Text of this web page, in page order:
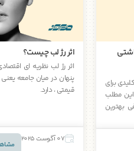
برای
مطلب
بهترین
اثر رژ لب چیست؟
اثر رژ لب نظریه ای
پنهان در میان جامعه
قیمتی ، دارد.
07 آگوست 2025